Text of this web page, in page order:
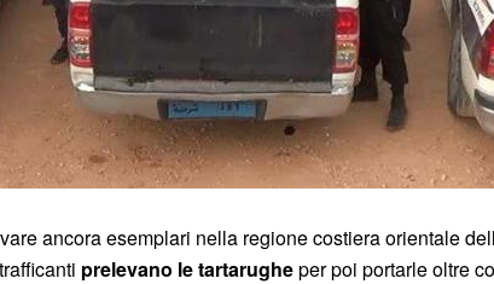
ancora esemplari nella regione costiera orientale
prelevano le tartarugheper poi portarle oltre